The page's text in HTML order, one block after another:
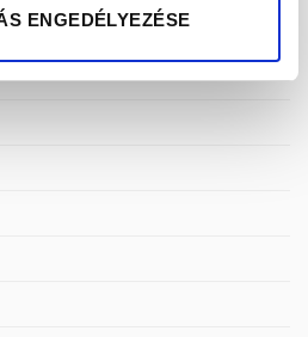
ENGEDÉLYEZÉSE